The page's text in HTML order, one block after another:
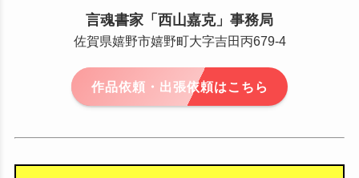
言魂書家「西山嘉克」事務局
佐賀県嬉野市嬉野町大字吉田丙679-4
作品依頼・出張依頼はこちら